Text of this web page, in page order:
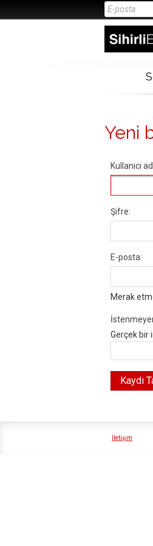
Yeni
Kullanıcı
Şifre:
E-posta:
Merak
Gerçek bir
İletişim